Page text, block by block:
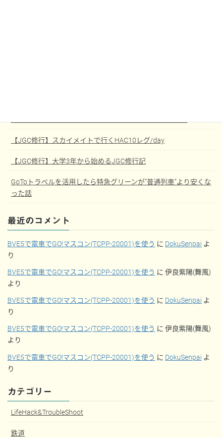
【JGC修行】スカイメイトで行くHAC10レグ/day
【JGC修行】大学3年から始めるJGC修行記
GoToトラベルを活用したら特急グリーンが”普通列車”より安くな
った話
最近のコメント
BVE5で電車でGO!マスコン(TCPP-20001)を使う に DokuSenpai よ
り
BVE5で電車でGO!マスコン(TCPP-20001)を使う に 伊良紫陽(舞風)
より
BVE5で電車でGO!マスコン(TCPP-20001)を使う に DokuSenpai よ
り
BVE5で電車でGO!マスコン(TCPP-20001)を使う に 伊良紫陽(舞風)
より
BVE5で電車でGO!マスコン(TCPP-20001)を使う に DokuSenpai よ
り
カテゴリー
LifeHack&TroubleShoot
鉄道